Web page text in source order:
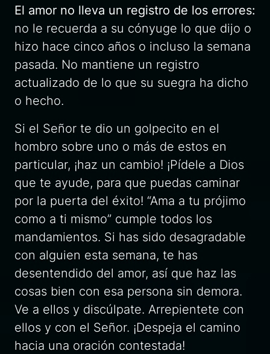
El amor no lleva un registro de los errores:
no le recuerda a su cónyuge lo que dijo o
hizo hace cinco años o incluso la semana
pasada. No mantiene un registro
actualizado de lo que su suegra ha dicho
o hecho.
Si el Señor te dio un golpecito en el
hombro sobre uno o más de estos en
particular, ¡haz un cambio! ¡Pídele a Dios
que te ayude, para que puedas caminar
por la puerta del éxito! “Ama a tu prójimo
como a ti mismo” cumple todos los
mandamientos. Si has sido desagradable
con alguien esta semana, te has
desentendido del amor, así que haz las
cosas bien con esa persona sin demora.
Ve a ellos y discúlpate. Arrepientete con
ellos y con el Señor. ¡Despeja el camino
hacia una oración contestada!